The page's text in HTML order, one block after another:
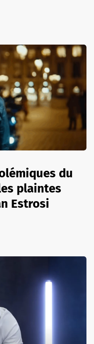
du
plaintes
Estrosi